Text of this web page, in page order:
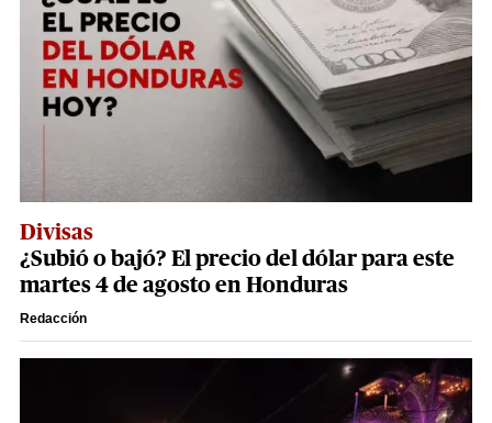
Divisas
¿Subió o bajó? El precio del dólar para este
martes 4 de agosto en Honduras
Redacción